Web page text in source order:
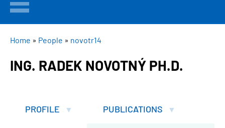
APPLICANTS
STUDY
BREADCRUMB
Home People novotr14
ING. RADEK NOVOTNÝ PH.D.
PROFILE PUBLICATIONS